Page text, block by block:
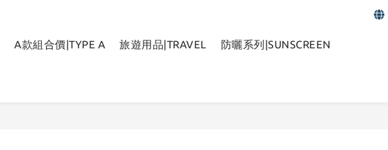
A款組合價|TYPE A 旅遊用品|TRAVEL 防曬系列|SUNSCREEN